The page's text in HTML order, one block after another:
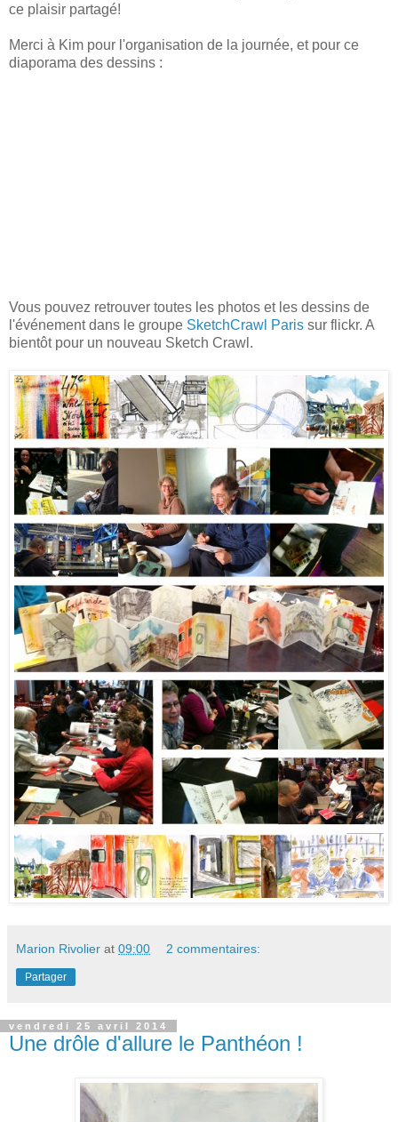
ce plaisir partagé!
Merci à Kim pour l'organisation de la journée, et pour ce
diaporama des dessins :
Vous pouvez retrouver toutes les photos et les dessins de
l'événement dans le groupe SketchCrawl Paris sur flickr. A
bientôt pour un nouveau Sketch Crawl.
Marion Rivolier at 09:00 2 commentaires:
Partager
vendredi 25 avril 2014
Une drôle d'allure le Panthéon !